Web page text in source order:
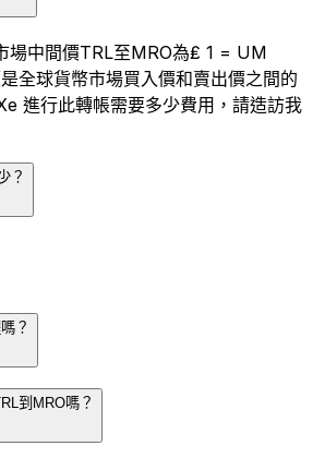
場中間價TRL至MRO為₤ 1 = UM
全球貨幣市場買入價和賣出價之間的
進行此轉帳需要多少費用，請造訪我
？
？
到MRO嗎？